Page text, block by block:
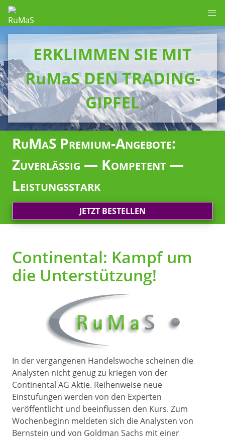
ERKLIMMEN SIE MIT
RuMaS DEN TRADING-
GIPFEL
RuMaS Premium-Angebote:
Zuverlässig — Kompetent —
Leistungsstark
JETZT BESTELLEN
Continental: Kampf um
die Unterstützung!
In der vergangenen Handelswoche scheinen die
Analysten nicht genug zu kriegen von der
Continental AG Aktie. Reihenweise neue
Einstufungen werden von den Experten
veröffentlicht und beeinflussen den Kurs. Zum
Wochenbeginn meldeten sich die Analysten von
Bernstein und von Goldman Sachs mit einer